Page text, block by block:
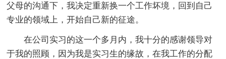
父母的沟通下，我决定重新换一个工作坏境，回到自己
专业的领域上，开始自己新的征途。
在公司实习的这一个多月内，我十分的感谢领导对
于我的照顾，因为我是实习生的缘故，在我工作的分配